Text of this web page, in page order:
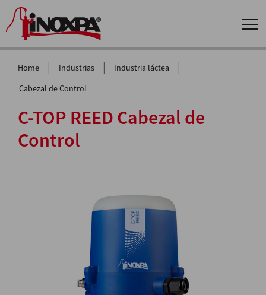
Home | Industrias | Industria láctea |
Cabezal de Control
C-TOP REED Cabezal de
Control